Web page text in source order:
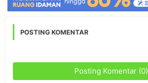
POSTING KOMENTAR
Posting Komentar (0)